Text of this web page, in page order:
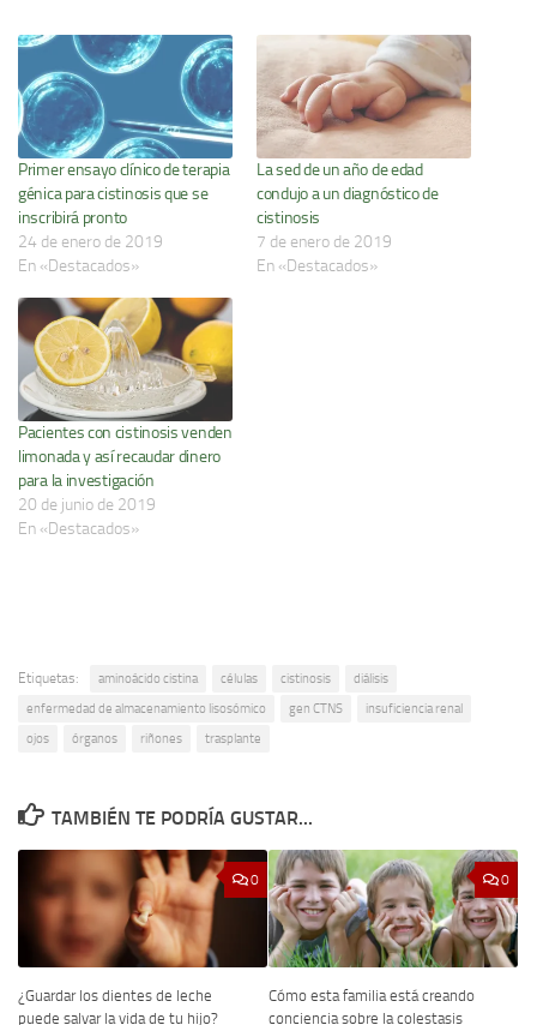
Primer ensayo clínico de terapia
génica para cistinosis que se
inscribirá pronto
24 de enero de 2019
En «Destacados»
La sed de un año de edad
condujo a un diagnóstico de
cistinosis
7 de enero de 2019
En «Destacados»
Pacientes con cistinosis venden
limonada y así recaudar dinero
para la investigación
20 de junio de 2019
En «Destacados»
Etiquetas: aminoácido cistina células cistinosis
diálisis
enfermedad de almacenamiento lisosómico
gen CTNS
insuficiencia renal
ojos
órganos riñones trasplante
TAMBIÉN TE PODRÍA GUSTAR...
0
¿Guardar los dientes de leche
puede salvar la vida de tu hijo?
0
Cómo esta familia está creando
conciencia sobre la colestasis